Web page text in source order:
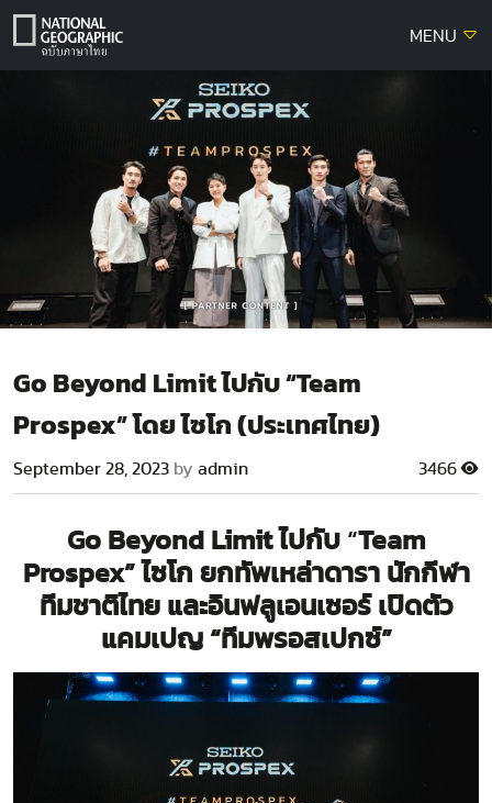
Skip
MENU
Go Beyond Limit ไปกับ “Team
Prospex” โดย ไซโก (ประเทศไทย)
September 28, 2023 by admin 3466
Go Beyond Limit ไปกับ“Team
Prospex”ไซโก​ ยกทัพเหล่าดารา​ นักกีฬา
ทีมชาติไทยและอินฟลูเอนเซอร์ เปิดตัว
แคมเปญ​“ทีมพรอสเปกซ์”